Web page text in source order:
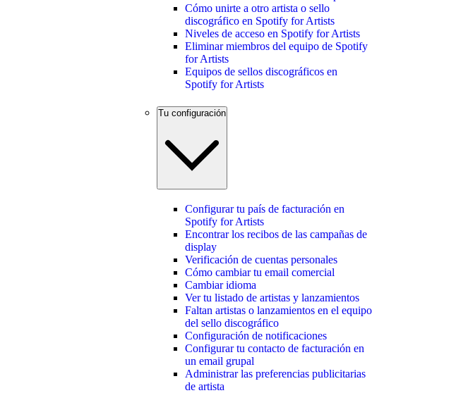
Cómo unirte a otro artista o sello
discográfico en Spotify for Artists
Niveles de acceso en Spotify for Artists
Eliminar miembros del equipo de Spotify
for Artists
Equipos de sellos discográficos en
Spotify for Artists
Tu configuración
Configurar tu país de facturación en
Spotify for Artists
Encontrar los recibos de las campañas de
display
Verificación de cuentas personales
Cómo cambiar tu email comercial
Cambiar idioma
Ver tu listado de artistas y lanzamientos
Faltan artistas o lanzamientos en el equipo
del sello discográfico
Configuración de notificaciones
Configurar tu contacto de facturación en
un email grupal
Administrar las preferencias publicitarias
de artista